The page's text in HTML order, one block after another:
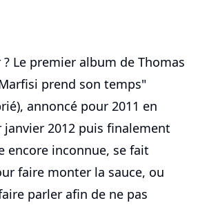
Le premier album de Thomas
prend son temps"
annoncé pour 2011 en
2012 puis finalement
encore inconnue, se fait
faire monter la sauce, ou
parler afin de ne pas